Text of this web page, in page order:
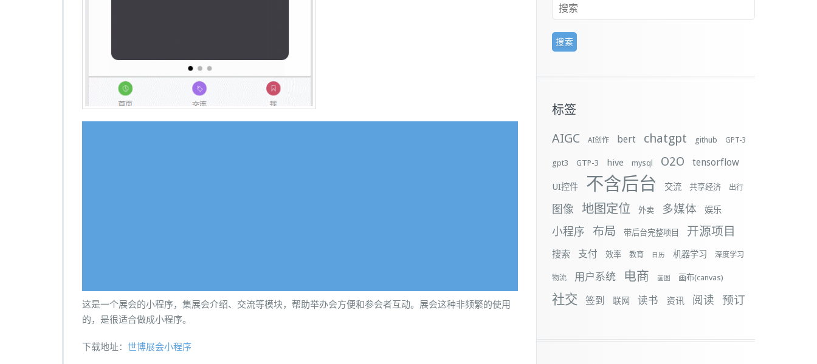
这是一个展会的小程序，集展会介绍、交流等模块，帮助举办会方便和参会者互动。展会这种非频繁的使用
的，是很适合做成小程序。
下载地址： 世博展会小程序
标签
AIGC
AI创作 bert chatgpt github GPT-3
gpt3 GTP-3 hive mysql O2O tensorflow
UI控件 不含后台 交流 共享经济 出行
图像 地图定位 外卖 多媒体 娱乐
小程序 布局 带后台完整项目 开源项目
搜索 支付 效率 教育 日历 机器学习 深度学习
物流 用户系统 电商 画图 画布(canvas)
社交 签到 联网 读书 资讯 阅读 预订